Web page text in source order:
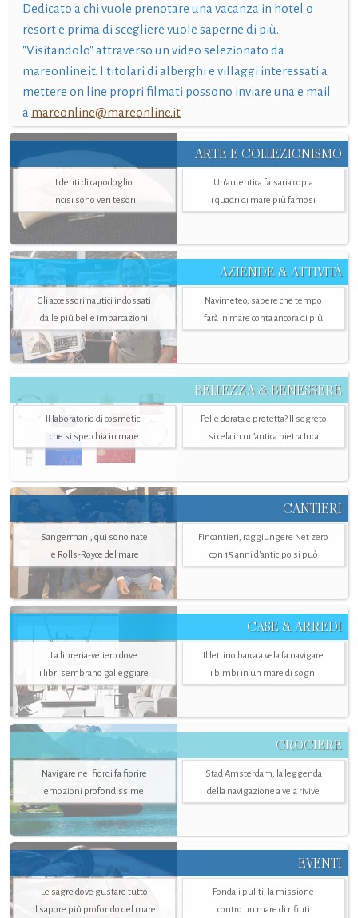
Dedicato a chi vuole prenotare una vacanza in hotel o
resort e prima di scegliere vuole saperne di più.
"Visitandolo" attraverso un video selezionato da
mareonline.it. I titolari di alberghi e villaggi interessati a
mettere on line propri filmati possono inviare una e mail
a mareonline@mareonline.it
ARTE E COLLEZIONISMO
I denti di capodoglio
incisi sono veri tesori
Un’autentica falsaria copia
i quadri di mare più famosi
AZIENDE & ATTIVITÀ
Gli accessori nautici indossati
dalle più belle imbarcazioni
Navimeteo, sapere che tempo
farà in mare conta ancora di più
BELLEZZA & BENESSERE
Il laboratorio di cosmetici
che si specchia in mare
Pelle dorata e protetta? Il segreto
si cela in un’antica pietra Inca
CANTIERI
Sangermani, qui sono nate
le Rolls-Royce del mare
Fincantieri, raggiungere Net zero
con 15 anni d'anticipo si può
CASE & ARREDI
La libreria-veliero dove
i libri sembrano galleggiare
Il lettino barca a vela fa navigare
i bimbi in un mare di sogni
CROCIERE
Navigare nei fiordi fa fiorire
emozioni profondissime
Stad Amsterdam, la leggenda
della navigazione a vela rivive
EVENTI
Le sagre dove gustare tutto
il sapore più profondo del mare
Fondali puliti, la missione
contro un mare di rifiuti